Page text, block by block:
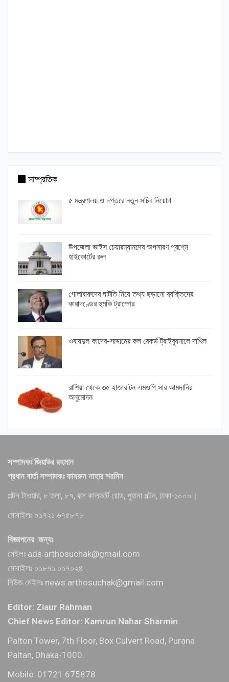
সাম্প্রতিক
৫ মন্ত্রণালয় ও দপ্তরে নতুন সচিব নিয়োগ
উপজেলা ভাইস চেয়ারম্যানদের অপসারণ প্রশ্নে
হাইকোর্টের রুল
গোলাবারুদের ঘাটতি নিয়ে তথ্য ছড়ানো ব্যক্তিদের
কারাদণ্ডের হুমকি ট্রাম্পের
ওবায়দুল কাদের-সাদ্দামের কল রেকর্ড ট্রাইব্যুনালে দাখিল
রাশিয়া থেকে ৩৫ হাজার টন এমওপি সার আমদানির
অনুমোদন
সম্পাদকঃ জিয়াউর রহমান
প্রধান বার্তা সম্পাদকঃ কামরুন নাহার শরমিন
পল্টন টাওয়ার, ৮ তলা, ৮৭, বক্স কালভার্ট রোড, পুরানা পল্টন, ঢাকা-১০০০।
মোবাইলঃ ০১৭২১ ৬৭৫৮৭৮
বিজ্ঞাপনের জন্যঃ
মেইলঃ ads.arthosuchak@gmail.com
মোবাইলঃ ০১৮৭১ ০১৭০২৪
নিউজ মেইলঃ news.arthosuchak@gmail.com
Editor: Ziaur Rahman
Chief News Editor: Kamrun Nahar Sharmin
Palton Tower, 7th Floor, Box Culvert Road, Purana
Paltan, Dhaka-1000.
Mobile: 01721 675878